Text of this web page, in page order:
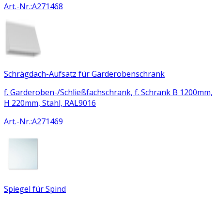
Art.-Nr.:A271468
Schrägdach-Aufsatz für Garderobenschrank
f. Garderoben-/Schließfachschrank, f. Schrank B 1200mm,
H 220mm, Stahl, RAL9016
Art.-Nr.:A271469
Spiegel für Spind